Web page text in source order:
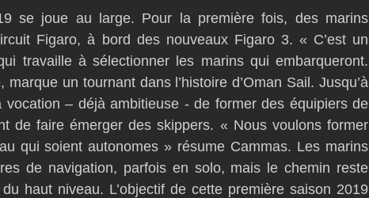
se joue au large. Pour la première fois, des marins
Figaro, à bord des nouveaux Figaro 3. « C’est un
travaille à sélectionner les marins qui embarqueront.
un tournant dans l’histoire d’Oman Sail. Jusqu’à
vocation – déjà ambitieuse - de former des équipiers de
de faire émerger des skippers. « Nous voulons former
qui soient autonomes » résume Cammas. Les marins
de navigation, parfois en solo, mais le chemin reste
haut niveau. L’objectif de cette première saison 2019